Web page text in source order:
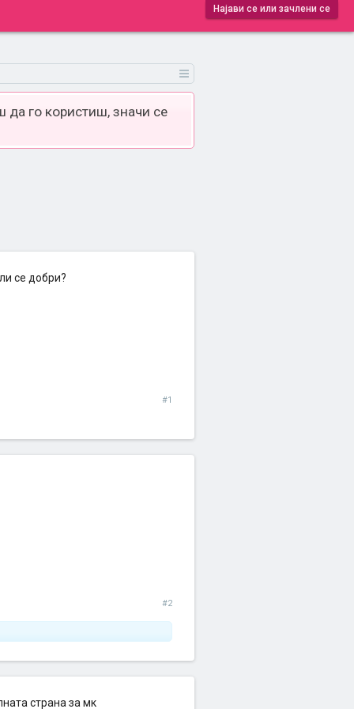
Најави се или зачлени се
го користиш, значи се
се добри?
#1
#2
страна за мк